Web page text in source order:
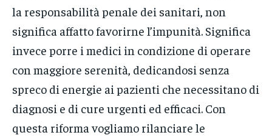
la responsabilità penale dei sanitari, non
significa affatto favorirne l’impunità. Significa
invece porre i medici in condizione di operare
con maggiore serenità, dedicandosi senza
spreco di energie ai pazienti che necessitano di
diagnosi e di cure urgenti ed efficaci. Con
questa riforma vogliamo rilanciare le